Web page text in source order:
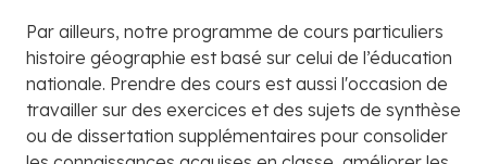
Par ailleurs, notre programme de cours particuliers
histoire géographie est basé sur celui de l’éducation
nationale. Prendre des cours est aussi l'occasion de
travailler sur des exercices et des sujets de synthèse
ou de dissertation supplémentaires pour consolider